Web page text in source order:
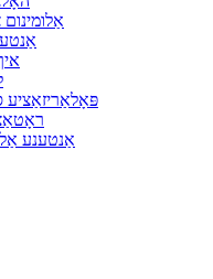
פּאָלאַריזאַציע
360°
אַנטענע